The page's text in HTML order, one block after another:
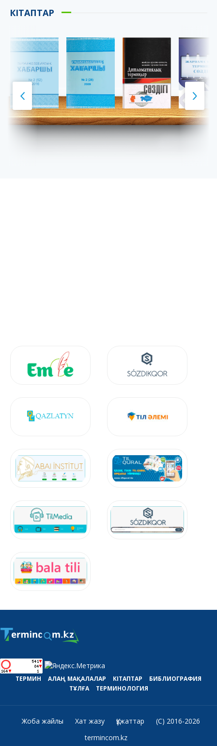
КІТАПТАР
ТЕРМИН АЛАҢ МАҚАЛАЛАР КІТАПТАР
БИБЛИОГРАФИЯ
ТҰЛҒА
ТЕРМИНОЛОГИЯ
Жоба жайлы Хат жазу Құжаттар
(C) 2016-2026
termincom.kz